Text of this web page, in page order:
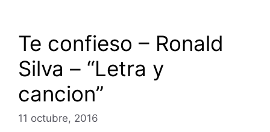
Te confieso – Ronald
Silva – “Letra y
cancion”
11 octubre, 2016